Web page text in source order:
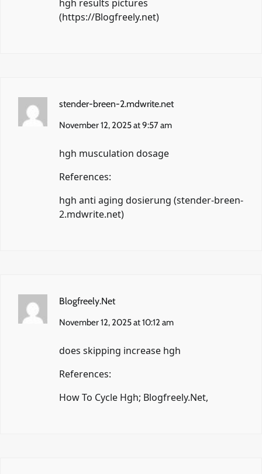
hgh results pictures
(https://Blogfreely.net)
stender-breen-2.mdwrite.net
November 12, 2025 at 9:57 am
hgh musculation dosage
References:
hgh anti aging dosierung (stender-breen-
2.mdwrite.net)
Blogfreely.Net
November 12, 2025 at 10:12 am
does skipping increase hgh
References:
How To Cycle Hgh; Blogfreely.Net,